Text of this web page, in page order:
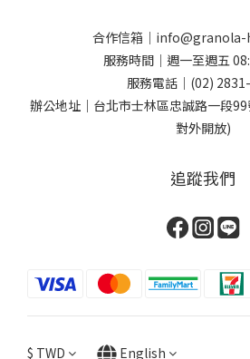
合作信箱｜
服務時間｜週一至週五
服務電話｜(02)
辦公地址｜台北市士林區忠誠路一段
對外開放)
追蹤我們
$ TWD English